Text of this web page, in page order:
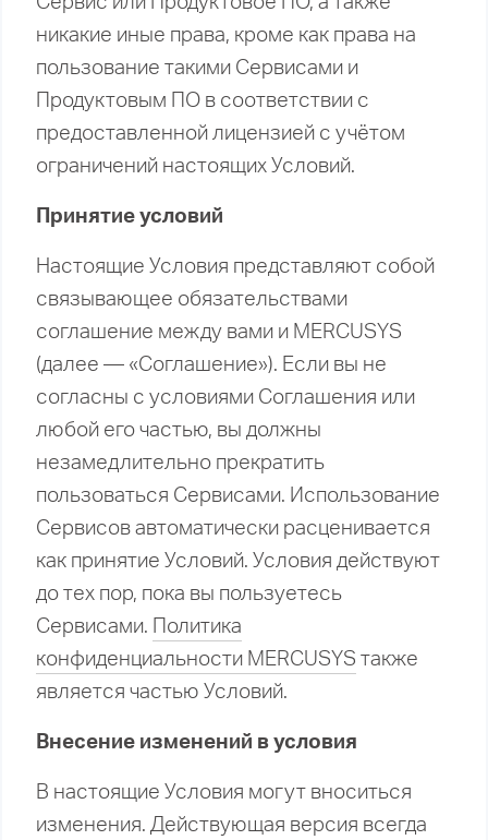
никакие иные права, кроме как права на
пользование такими Сервисами и
Продуктовым ПО в соответствии с
предоставленной лицензией с учётом
ограничений настоящих Условий.
Принятие условий
Настоящие Условия представляют собой
связывающее обязательствами
соглашение между вами и MERCUSYS
(далее — «Соглашение»). Если вы не
согласны с условиями Соглашения или
любой его частью, вы должны
незамедлительно прекратить
пользоваться Сервисами. Использование
Сервисов автоматически расценивается
как принятие Условий. Условия действуют
до тех пор, пока вы пользуетесь
Сервисами. Политика
конфиденциальности MERCUSYS также
является частью Условий.
Внесение изменений в условия
В настоящие Условия могут вноситься
изменения. Действующая версия всегда